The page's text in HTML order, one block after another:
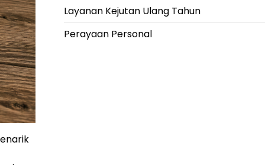
Layanan Kejutan Ulang Tahun
Perayaan Personal